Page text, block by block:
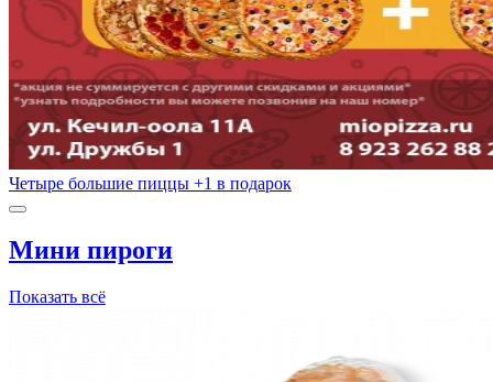
Четыре большие пиццы +1 в подарок
Мини пироги
Показать всё